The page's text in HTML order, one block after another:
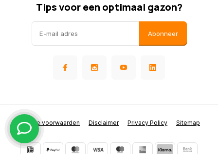
Tips voor een optimaal gazon?
Abonneer
Algemene voorwaarden Disclaimer Privacy Policy Sitemap